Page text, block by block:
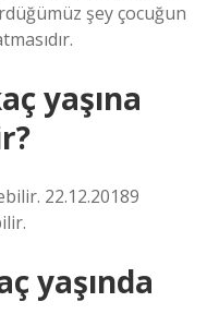
şey çocuğun
yaşına
22.12.20189
yaşında